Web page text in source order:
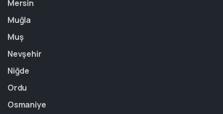
Mersin
Muğla
Muş
Nevşehir
Niğde
Ordu
Osmaniye